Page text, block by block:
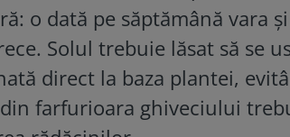
o dată pe săptămână vara
Solul trebuie lăsat să se
direct la baza plantei,
farfurioara ghiveciului